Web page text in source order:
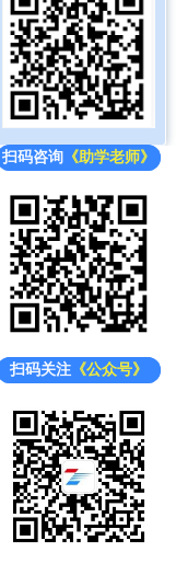
扫码咨询 《助学老师》
扫码关注 《公众号》
扫码咨询 《助学老师》
扫码关注 《公众号》